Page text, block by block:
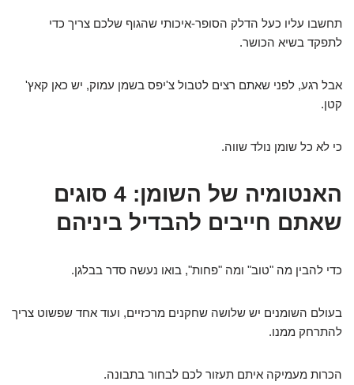
תחשבו עליו כעל הדלק הסופר-איכותי שהגוף שלכם צריך כדי
לתפקד בשיא הכושר.
אבל רגע, לפני שאתם רצים לטבול צ'יפס בשמן עמוק, יש כאן קאץ'
קטן.
כי לא כל שומן נולד שווה.
האנטומיה של השומן: 4 סוגים
שאתם חייבים להבדיל ביניהם
כדי להבין מה "טוב" ומה "פחות", בואו נעשה סדר בבלגן.
בעולם השומנים יש שלושה שחקנים מרכזיים, ועוד אחד שפשוט צריך
להתרחק ממנו.
הכרות מעמיקה איתם תעזור לכם לבחור בתבונה.